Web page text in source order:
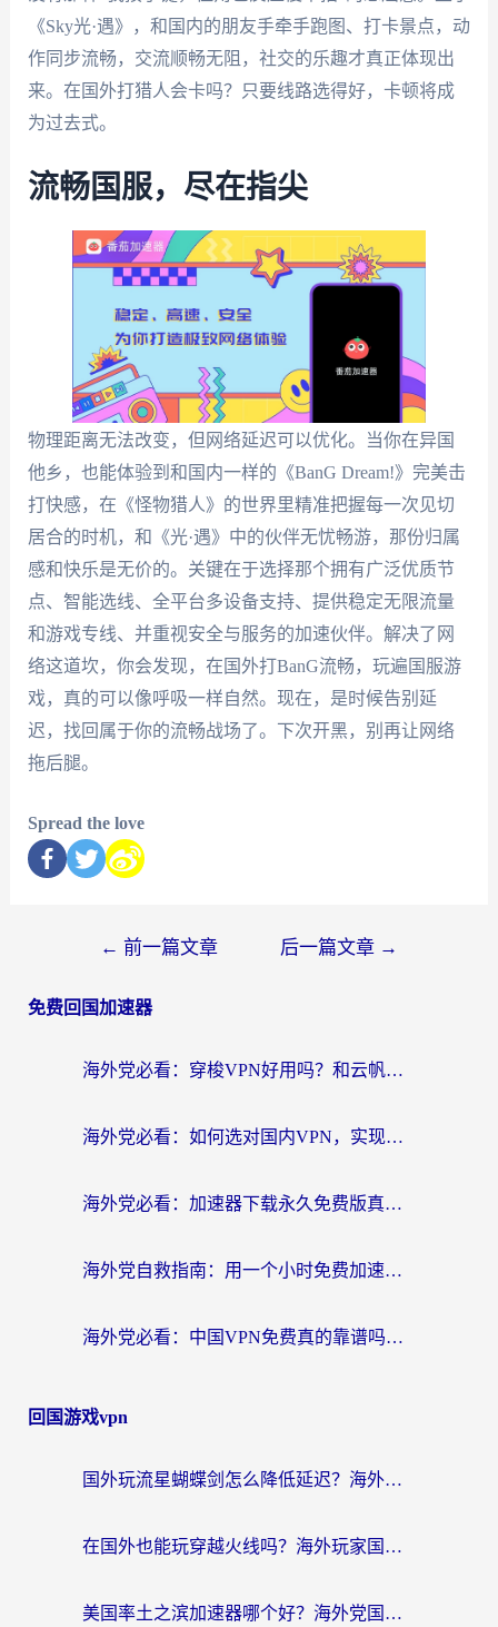
《Sky光·遇》，和国内的朋友手牵手跑图、打卡景点，动
作同步流畅，交流顺畅无阻，社交的乐趣才真正体现出
来。在国外打猎人会卡吗？只要线路选得好，卡顿将成
为过去式。
流畅国服，尽在指尖
物理距离无法改变，但网络延迟可以优化。当你在异国
他乡，也能体验到和国内一样的《BanG Dream!》完美击
打快感，在《怪物猎人》的世界里精准把握每一次见切
居合的时机，和《光·遇》中的伙伴无忧畅游，那份归属
感和快乐是无价的。关键在于选择那个拥有广泛优质节
点、智能选线、全平台多设备支持、提供稳定无限流量
和游戏专线、并重视安全与服务的加速伙伴。解决了网
络这道坎，你会发现，在国外打BanG流畅，玩遍国服游
戏，真的可以像呼吸一样自然。现在，是时候告别延
迟，找回属于你的流畅战场了。下次开黑，别再让网络
拖后腿。
Spread the love
← 前一篇文章 后一篇文章 →
免费回国加速器
海外党必看：穿梭VPN好用吗？和云帆VPN对比哪个回国效果更好？附真实测评+避坑指南
海外党必看：如何选对国内VPN，实现无缝访问国内资源？
海外党必看：加速器下载永久免费版真的存在吗？教你无缝访问国内资源的正确姿势
海外党自救指南：用一个小时免费加速器，轻松打破国内资源访问壁垒？
海外党必看：中国VPN免费真的靠谱吗？手把手教你选对回国加速器
回国游戏vpn
国外玩流星蝴蝶剑怎么降低延迟？海外党必看的加速秘籍（含欧洲鸣潮&彩虹岛优化攻略）
在国外也能玩穿越火线吗？海外玩家国服游戏畅玩终极指南
美国率土之滨加速器哪个好？海外党国服游戏畅玩终极指南（附多游戏解决方案）